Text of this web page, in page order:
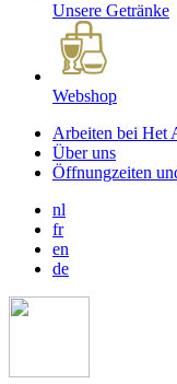
Unsere Getränke
Webshop
Arbeiten bei Het
Über uns
Öffnungzeiten
nl
fr
en
de